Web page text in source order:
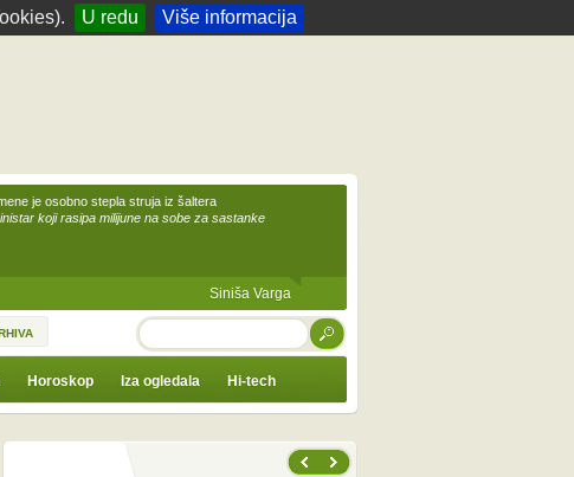
U redu Više informacija
je osobno stepla struja iz šaltera
koji rasipa milijune na sobe za sastanke
Siniša Varga
TRAŽI
Horoskop Iza ogledala Hi-tech